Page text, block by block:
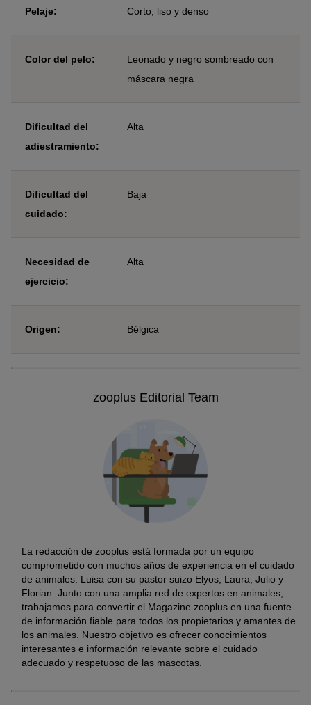
Pelaje: Corto, liso y denso
Color del pelo:
Leonado y negro sombreado con
máscara negra
Dificultad del
adiestramiento:
Alta
Dificultad del
cuidado:
Baja
Necesidad de
ejercicio:
Alta
Origen: Bélgica
zooplus Editorial Team
La redacción de zooplus está formada por un equipo
comprometido con muchos años de experiencia en el cuidado
de animales: Luisa con su pastor suizo Elyos, Laura, Julio y
Florian. Junto con una amplia red de expertos en animales,
trabajamos para convertir el Magazine zooplus en una fuente
de información fiable para todos los propietarios y amantes de
los animales. Nuestro objetivo es ofrecer conocimientos
interesantes e información relevante sobre el cuidado
adecuado y respetuoso de las mascotas.